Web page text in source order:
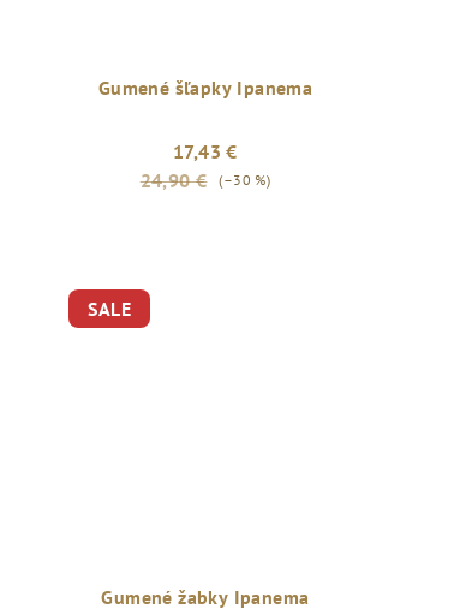
Gumené šľapky Ipanema
17,43 €
24,90 €
(–30 %)
SALE
Gumené žabky Ipanema